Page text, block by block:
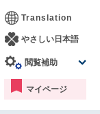
Translation
やさしい日本語
閲覧補助
マイページ